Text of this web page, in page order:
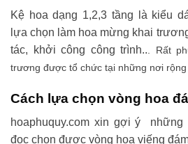
Kệ hoa dạng 1,2,3 tầng là kiểu
lựa chọn làm hoa mừng khai
tác, khởi công công trình.. . Rất
trương được tổ chức tại những nơi rộng
Cách lựa chọn vòng hoa
hoaphuquy.com xin gợi ý những
đọc chọn được vòng hoa viếng